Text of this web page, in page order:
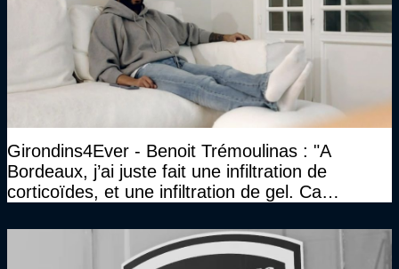
Girondins4Ever - Benoit Trémoulinas : "A
Bordeaux, j’ai juste fait une infiltration de
corticoïdes, et une infiltration de gel. Ca